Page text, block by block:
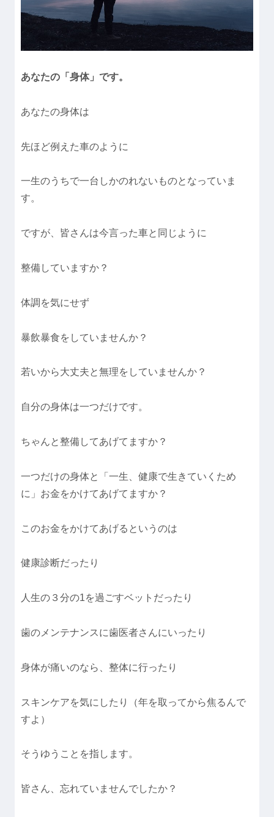
あなたの「身体」です。
あなたの身体は
先ほど例えた車のように
一生のうちで一台しかのれないものとなっていま
す。
ですが、皆さんは今言った車と同じように
整備していますか？
体調を気にせず
暴飲暴食をしていませんか？
若いから大丈夫と無理をしていませんか？
自分の身体は一つだけです。
ちゃんと整備してあげてますか？
一つだけの身体と「一生、健康で生きていくため
に」お金をかけてあげてますか？
このお金をかけてあげるというのは
健康診断だったり
人生の３分の1を過ごすベットだったり
歯のメンテナンスに歯医者さんにいったり
身体が痛いのなら、整体に行ったり
スキンケアを気にしたり（年を取ってから焦るんで
すよ）
そうゆうことを指します。
皆さん、忘れていませんでしたか？